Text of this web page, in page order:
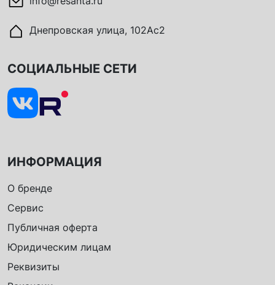
Днепровская улица, 102Ас2
ИНФОРМАЦИЯ
О бренде
Сервис
Публичная оферта
Юридическим лицам
Реквизиты
СОЦИАЛЬНЫЕ СЕТИ